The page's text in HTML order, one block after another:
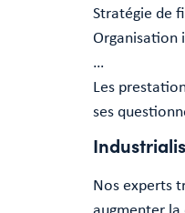
Stratégie de
Organisation
…
Les
ses
Nos experts